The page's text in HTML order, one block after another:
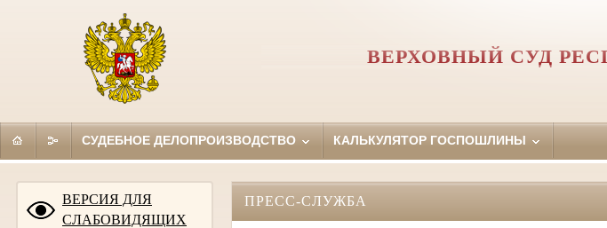
ВЕРХОВНЫЙ СУД
СУДЕБНОЕ ДЕЛОПРОИЗВОДСТВО КАЛЬКУЛЯТОР ГОСПОШЛИНЫ
ВЕРСИЯ ДЛЯ
СЛАБОВИДЯЩИХ
ПРЕСС-СЛУЖБА